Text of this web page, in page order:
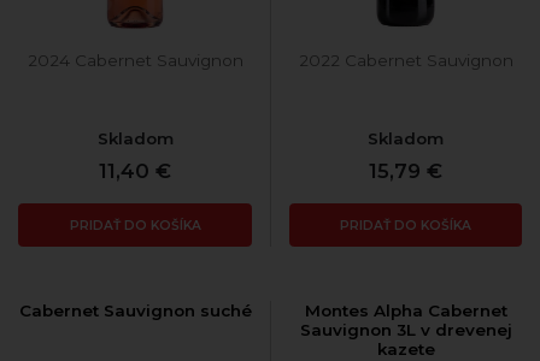
2024 Cabernet Sauvignon
Skladom
11,40 €
PRIDAŤ DO KOŠÍKA
2022 Cabernet Sauvignon
Skladom
15,79 €
PRIDAŤ DO KOŠÍKA
Cabernet Sauvignon suché
Montes Alpha Cabernet
Sauvignon 3L v drevenej
kazete